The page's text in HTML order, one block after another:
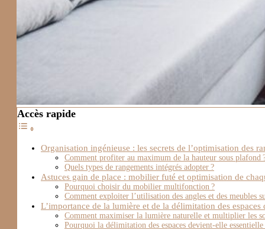
Accès rapide
Organisation ingénieuse : les secrets de l’optimisation des
Comment profiter au maximum de la hauteur sous plafond
Quels types de rangements intégrés adopter ?
Astuces gain de place : mobilier futé et optimisation de
Pourquoi choisir du mobilier multifonction ?
Comment exploiter l’utilisation des angles et des meubles
L’importance de la lumière et de la délimitation des espaces
Comment maximiser la lumière naturelle et multiplier les
Pourquoi la délimitation des espaces devient-elle essentielle